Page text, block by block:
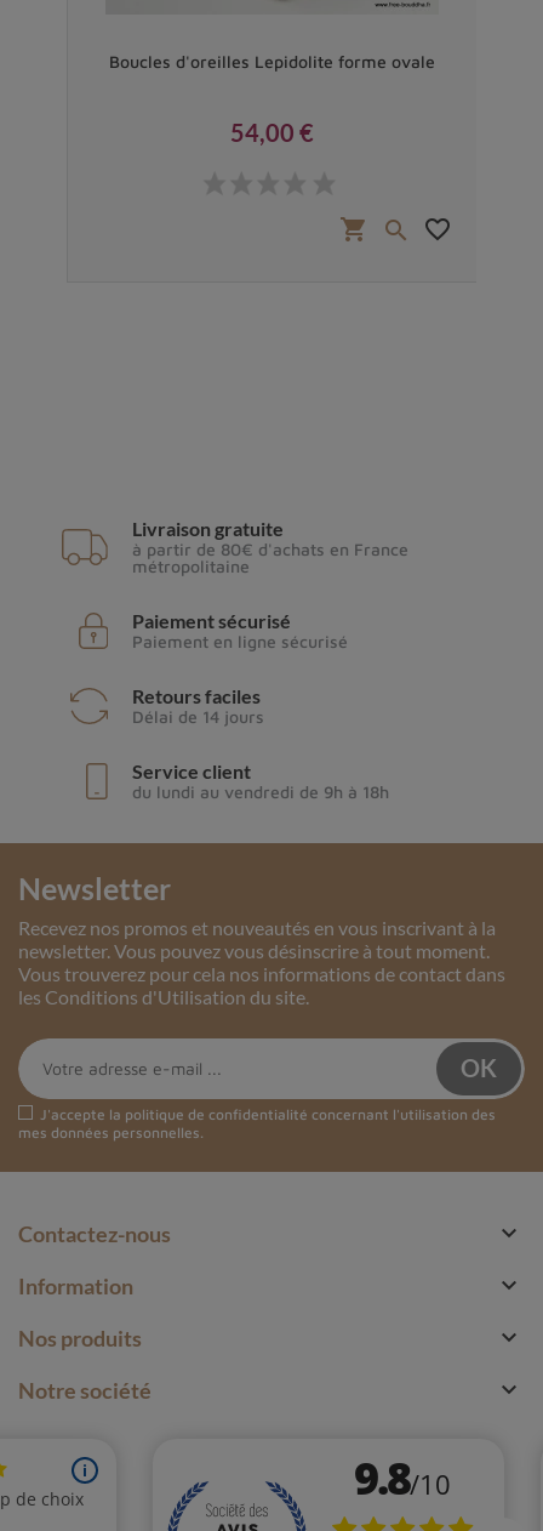
Boucles d'oreilles Lepidolite forme ovale
54,00 €
shopping_cart  favorite_border
Livraison gratuite
à partir de 80€ d'achats en France
métropolitaine
Paiement sécurisé
Paiement en ligne sécurisé
Retours faciles
Délai de 14 jours
Service client
du lundi au vendredi de 9h à 18h
Newsletter
Recevez nos promos et nouveautés en vous inscrivant à la
newsletter. Vous pouvez vous désinscrire à tout moment.
Vous trouverez pour cela nos informations de contact dans
les Conditions d'Utilisation du site.
J'accepte la politique de confidentialité concernant l'utilisation des
mes données personnelles.
Contactez-nous 
Information 
Nos produits 
Notre société 